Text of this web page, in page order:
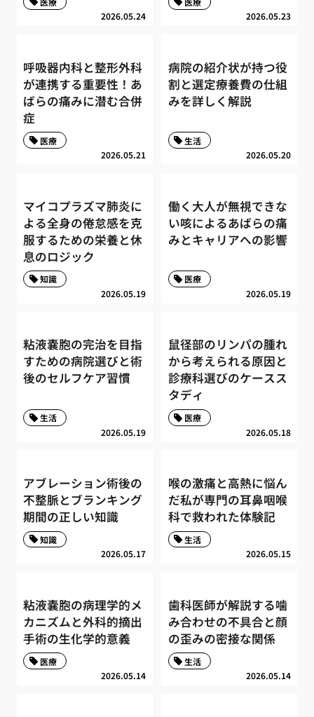
2026.05.24
2026.05.23
呼吸器内科と整形外科
が連携する重要性！あ
ばらの痛みに潜む合併
症
2026.05.21
医療
病院の紹介状が持つ役
割と選定療養費の仕組
みを詳しく解説
2026.05.20
生活
マイコプラズマ肺炎に
よる全身の倦怠感を克
服するための栄養と休
息のロジック
2026.05.19
知識
働く大人が無視できな
い咳によるあばらの痛
みとキャリアへの影響
2026.05.19
医療
粘液嚢胞の完治を目指
すための病院選びと術
後のセルフケア習慣
2026.05.19
生活
鼠径部のリンパの腫れ
から考えられる原因と
診療科選びのケースス
タディ
2026.05.18
医療
アブレーション術後の
不整脈とブランキング
期間の正しい知識
2026.05.17
知識
喉の激痛と高熱に悩ん
だ私が専門の耳鼻咽喉
科で救われた体験記
2026.05.15
生活
粘液嚢胞の病理学的メ
カニズムと外科的摘出
手術の生化学的意義
2026.05.14
医療
歯科医師が解説する噛
み合わせの不具合と顔
の歪みの密接な関係
2026.05.14
生活